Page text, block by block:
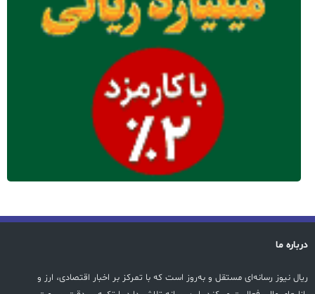
درباره ما
ریال نیوز رسانه‌ای مستقل و به‌روز است که با تمرکز بر اخبار اقتصادی، ارز و